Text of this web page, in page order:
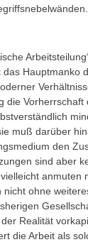
Hauptmanko
die
muß darüber
den
sind aber
anmuten
ohne
Realität
die Arbeit als